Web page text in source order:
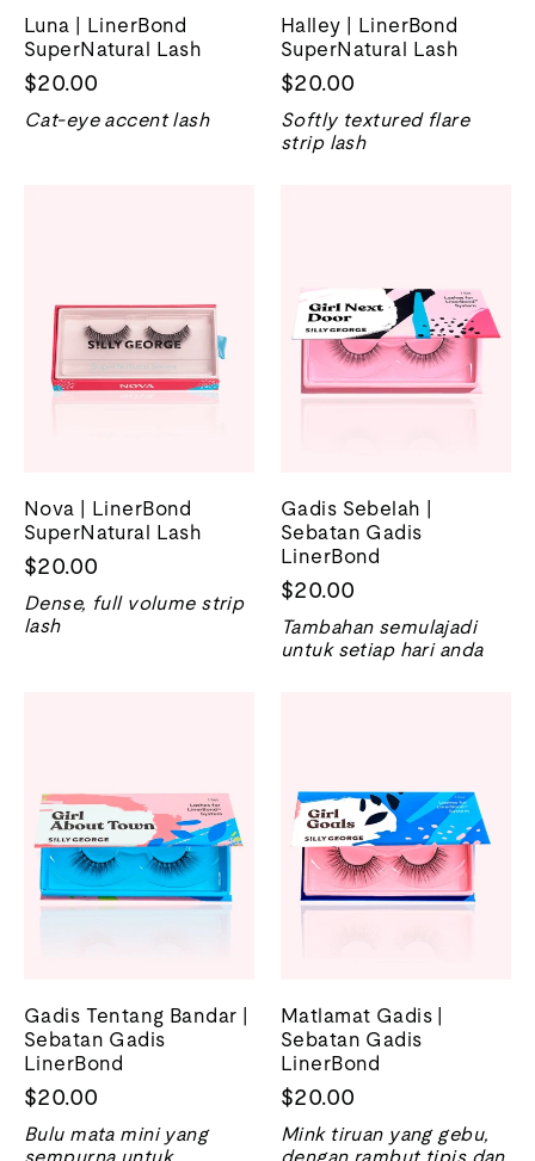
Luna | LinerBond
SuperNatural Lash
$20.00
Cat-eye accent lash
Halley | LinerBond
SuperNatural Lash
$20.00
Softly textured flare
strip lash
Nova | LinerBond
SuperNatural Lash
$20.00
Dense, full volume strip
lash
Gadis Sebelah |
Sebatan Gadis
LinerBond
$20.00
Tambahan semulajadi
untuk setiap hari anda
Gadis Tentang Bandar |
Sebatan Gadis
LinerBond
$20.00
Bulu mata mini yang
Matlamat Gadis |
Sebatan Gadis
LinerBond
$20.00
Mink tiruan yang gebu,